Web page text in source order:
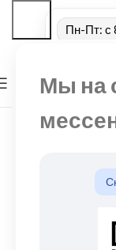
Мы на
Пн-Пт: с
МЕНЮ